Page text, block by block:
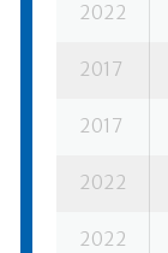
2022
2017
2017
2022
2022